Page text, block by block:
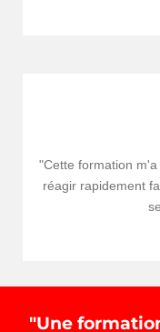
"Cette formation
réagir rapidement
"Une